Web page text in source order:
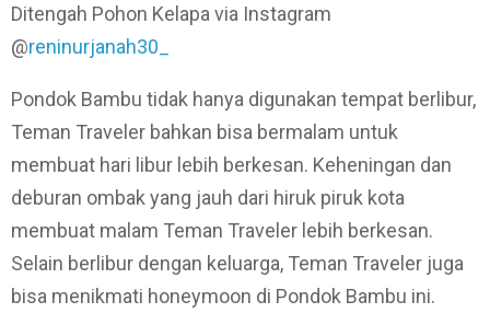
Ditengah Pohon Kelapa via Instagram
@reninurjanah30_
Pondok Bambu tidak hanya digunakan tempat berlibur,
Teman Traveler bahkan bisa bermalam untuk
membuat hari libur lebih berkesan. Keheningan dan
deburan ombak yang jauh dari hiruk piruk kota
membuat malam Teman Traveler lebih berkesan.
Selain berlibur dengan keluarga, Teman Traveler juga
bisa menikmati honeymoon di Pondok Bambu ini.